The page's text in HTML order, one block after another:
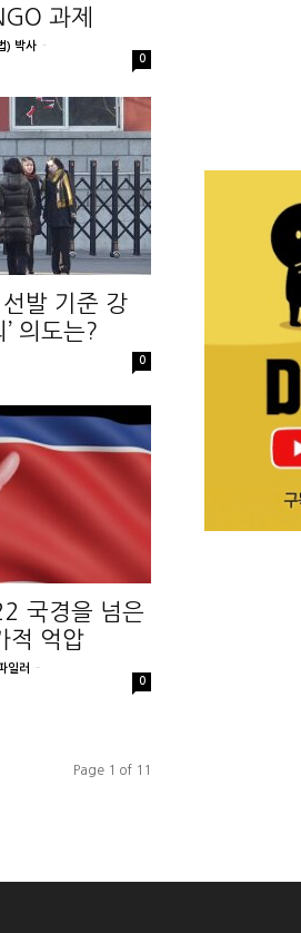
과제
) 박사 -
0
발 기준 강
의도는?
0
국경을 넘은
적 억압
일러
-
0
Page 1 of 11